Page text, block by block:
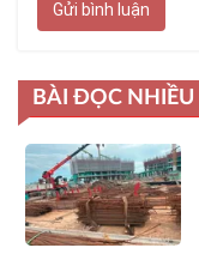
Gửi bình luận
BÀI ĐỌC NHIỀU